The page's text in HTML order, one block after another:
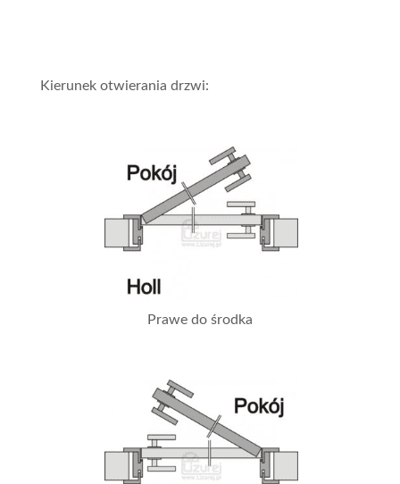
Kierunek otwierania drzwi:
Prawe do środka